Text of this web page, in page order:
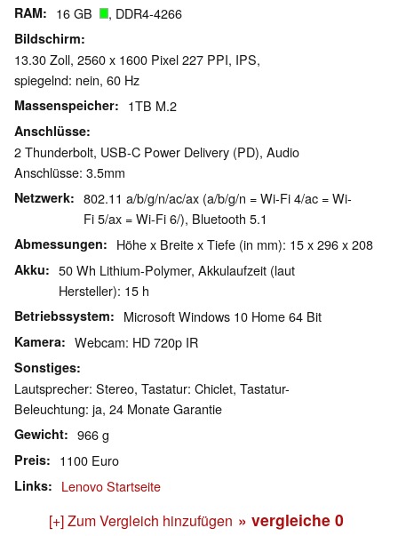
RAM 16 GB , DDR4-4266
Bildschirm
13.30 Zoll, 2560 x 1600 Pixel 227 PPI, IPS,
spiegelnd: nein, 60 Hz
Massenspeicher 1TB M.2
Anschlüsse
2 Thunderbolt, USB-C Power Delivery (PD), Audio
Anschlüsse: 3.5mm
Netzwerk
802.11 a/b/g/n/ac/ax (a/b/g/n = Wi-Fi 4/ac = Wi-
Fi 5/ax = Wi-Fi 6/), Bluetooth 5.1
Abmessungen Höhe x Breite x Tiefe (in mm): 15 x 296 x 208
Akku
50 Wh Lithium-Polymer, Akkulaufzeit (laut
Hersteller): 15 h
Betriebssystem Microsoft Windows 10 Home 64 Bit
Kamera Webcam: HD 720p IR
Sonstiges
Lautsprecher: Stereo, Tastatur: Chiclet, Tastatur-
Beleuchtung: ja, 24 Monate Garantie
Gewicht 966 g
Preis 1100 Euro
Links Lenovo Startseite
[+] Zum Vergleich hinzufügen » vergleiche 0